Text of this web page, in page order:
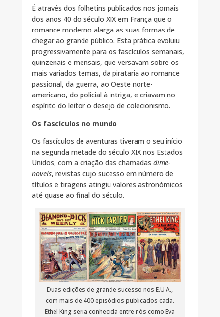
É através dos folhetins publicados nos jornais
dos anos 40 do século XIX em França que o
romance moderno alarga as suas formas de
chegar ao grande público. Esta prática evoluiu
progressivamente para os fascículos semanais,
quinzenais e mensais, que versavam sobre os
mais variados temas, da pirataria ao romance
passional, da guerra, ao Oeste norte-
americano, do policial à intriga, e criavam no
espírito do leitor o desejo de colecionismo.
Os fascículos no mundo
Os fascículos de aventuras tiveram o seu início
na segunda metade do século XIX nos Estados
Unidos, com a criação das chamadas dime-
novels, revistas cujo sucesso em número de
títulos e tiragens atingiu valores astronómicos
até quase ao final do século.
Duas edições de grande sucesso nos E.U.A.,
com mais de 400 episódios publicados cada.
Ethel King seria conhecida entre nós como Eva